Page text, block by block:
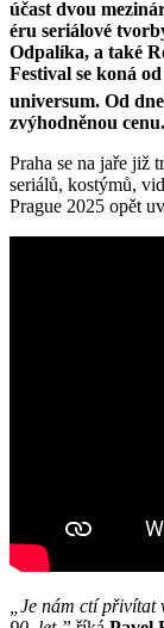
účast dvou
éru seriálové
Odpalíka, a také
Festival se koná
universum. Od
zvýhodněnou cenu.
Praha se na jaře již
seriálů, kostýmů,
Prague 2025 opět
„Je nám ctí